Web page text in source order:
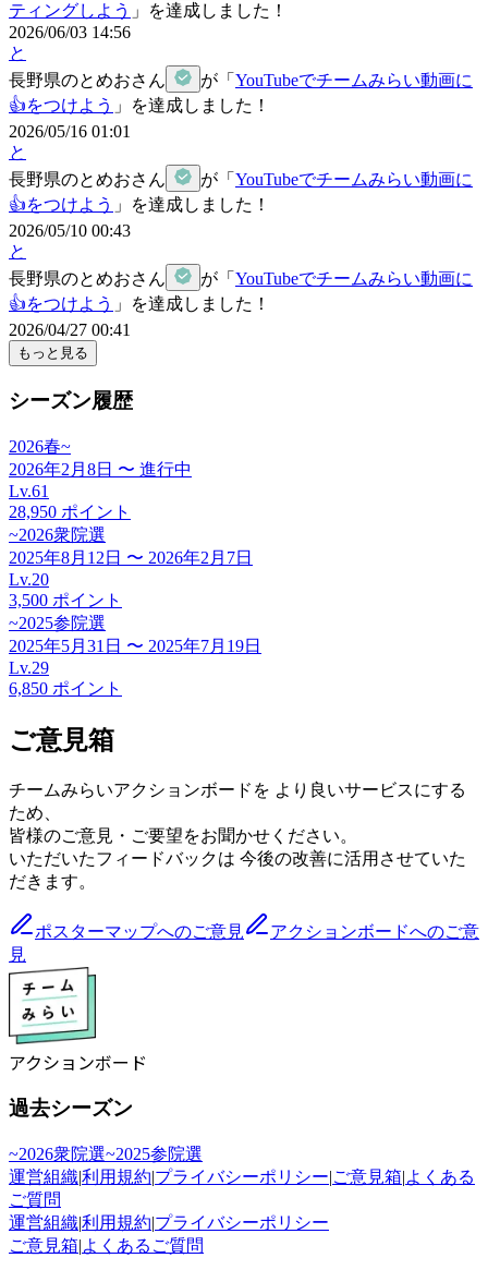
ティングしよう 」を達成しました！
2026/06/03 14:56
と
長野県のとめおさん が「 YouTubeでチームみらい動画に
👍をつけよう 」を達成しました！
2026/05/16 01:01
と
長野県のとめおさん が「 YouTubeでチームみらい動画に
👍をつけよう 」を達成しました！
2026/05/10 00:43
と
長野県のとめおさん が「 YouTubeでチームみらい動画に
👍をつけよう 」を達成しました！
2026/04/27 00:41
もっと見る
シーズン履歴
2026春~
2026年2月8日 〜 進行中
Lv.61
28,950 ポイント
~2026衆院選
2025年8月12日 〜 2026年2月7日
Lv.20
3,500 ポイント
~2025参院選
2025年5月31日 〜 2025年7月19日
Lv.29
6,850 ポイント
ご意見箱
チームみらいアクションボードを より良いサービスにする
ため、
皆様のご意見・ご要望をお聞かせください。
いただいたフィードバックは 今後の改善に活用させていた
だきます。
ポスターマップへのご意見
アクションボードへのご意
見
アクションボード
過去シーズン
~2026衆院選~2025参院選
運営組織|利用規約|プライバシーポリシー|ご意見箱|よくある
ご質問
運営組織|利用規約|プライバシーポリシー
ご意見箱|よくあるご質問